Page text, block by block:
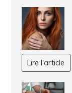
Lire l'article